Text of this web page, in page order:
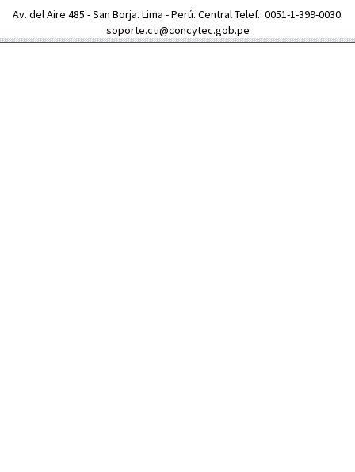
Av. del Aire 485 - San Borja. Lima - Perú. Central Telef.: 0051-1-399-0030.
soporte.cti@concytec.gob.pe